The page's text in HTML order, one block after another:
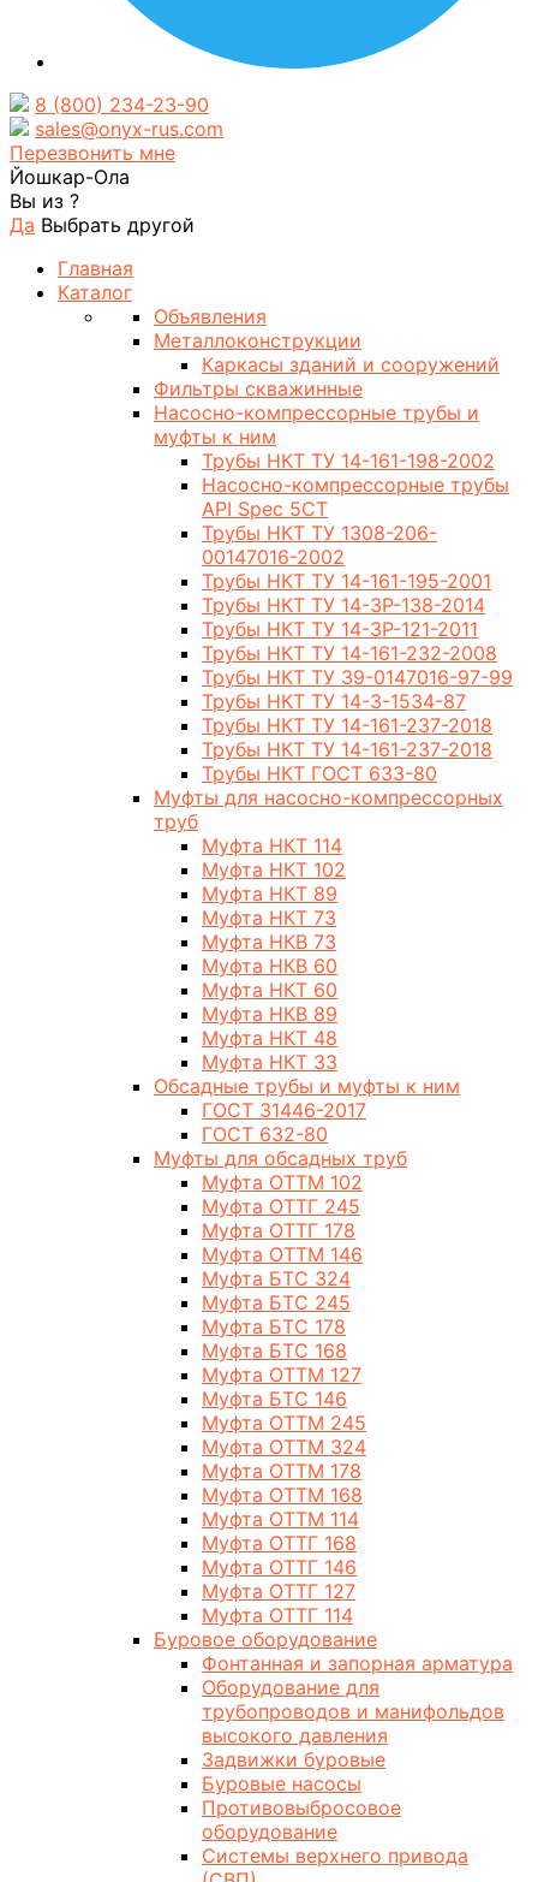
8 (800) 234-23-90
sales@onyx-rus.com
Перезвонить мне
Йошкар-Ола
Вы из ?
Да Выбрать другой
Главная
Каталог
Объявления
Металлоконструкции
Каркасы зданий и сооружений
Фильтры скважинные
Насосно-компрессорные трубы и
муфты к ним
Трубы НКТ ТУ 14-161-198-2002
Насосно-компрессорные трубы
API Spec 5CT
Трубы НКТ ТУ 1308-206-
00147016-2002
Трубы НКТ ТУ 14-161-195-2001
Трубы НКТ ТУ 14-3Р-138-2014
Трубы НКТ ТУ 14-3Р-121-2011
Трубы НКТ ТУ 14-161-232-2008
Трубы НКТ ТУ 39-0147016-97-99
Трубы НКТ ТУ 14-3-1534-87
Трубы НКТ ТУ 14-161-237-2018
Трубы НКТ ТУ 14-161-237-2018
Трубы НКТ ГОСТ 633-80
Муфты для насосно-компрессорных
труб
Муфта НКТ 114
Муфта НКТ 102
Муфта НКТ 89
Муфта НКТ 73
Муфта НКВ 73
Муфта НКВ 60
Муфта НКТ 60
Муфта НКВ 89
Муфта НКТ 48
Муфта НКТ 33
Обсадные трубы и муфты к ним
ГОСТ 31446-2017
ГОСТ 632-80
Муфты для обсадных труб
Муфта ОТТМ 102
Муфта ОТТГ 245
Муфта ОТТГ 178
Муфта ОТТМ 146
Муфта БТС 324
Муфта БТС 245
Муфта БТС 178
Муфта БТС 168
Муфта ОТТМ 127
Муфта БТС 146
Муфта ОТТМ 245
Муфта ОТТМ 324
Муфта ОТТМ 178
Муфта ОТТМ 168
Муфта ОТТМ 114
Муфта ОТТГ 168
Муфта ОТТГ 146
Муфта ОТТГ 127
Муфта ОТТГ 114
Буровое оборудование
Фонтанная и запорная арматура
Оборудование для
трубопроводов и манифольдов
высокого давления
Задвижки буровые
Буровые насосы
Противовыбросовое
оборудование
Системы верхнего привода